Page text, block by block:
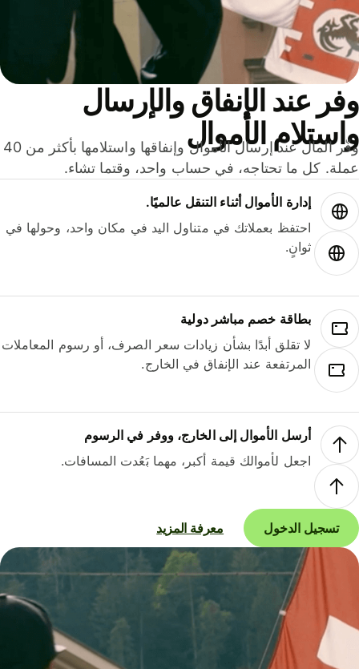
عند الإنفاق والإرسال
الأموال
وفّر المال عند إرسال الأموال وإنفاقها واستلامها بأكثر من 40
كل ما تحتاجه، في حساب واحد، وقتما تشاء.
إدارة الأموال أثناء التنقل عالميًا.
احتفظ بعملاتك في متناول اليد في مكان واحد، وحولها في
ثوانٍ.
بطاقة خصم مباشر دولية
لا تقلق أبدًا بشأن زيادات سعر الصرف، أو رسوم المعاملات
المرتفعة عند الإنفاق في الخارج.
أرسل الأموال إلى الخارج، ووفر في الرسوم
اجعل لأموالك قيمة أكبر، مهما بَعُدت المسافات.
تسجيل الدخول معرفة المزيد